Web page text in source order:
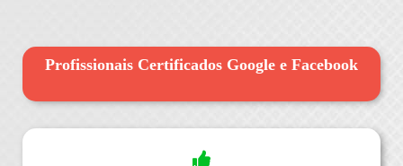
Profissionais Certificados Google e Facebook